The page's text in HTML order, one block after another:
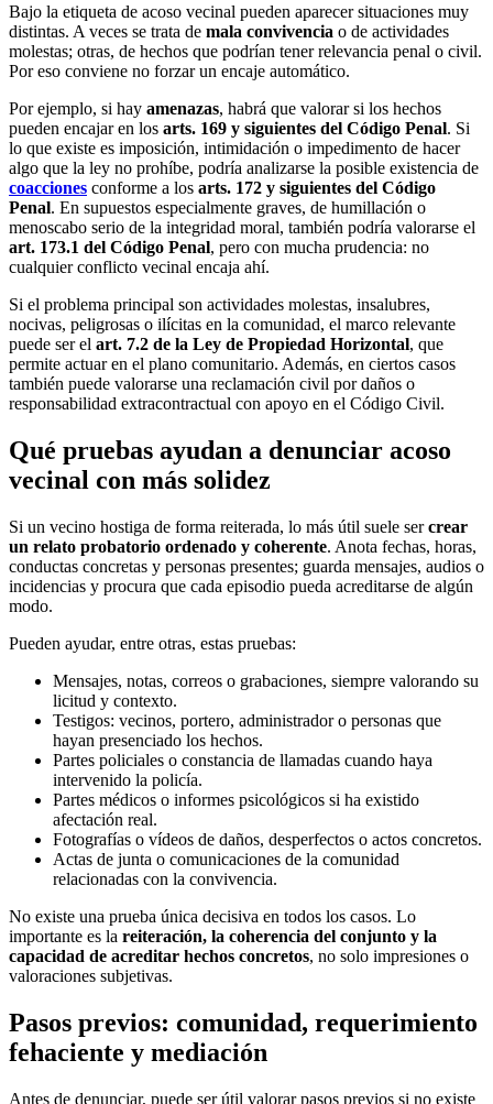
Bajo la etiqueta de acoso vecinal pueden aparecer situaciones muy
distintas. A veces se trata de mala convivencia o de actividades
molestas; otras, de hechos que podrían tener relevancia penal o civil.
Por eso conviene no forzar un encaje automático.
Por ejemplo, si hay amenazas, habrá que valorar si los hechos
pueden encajar en los arts. 169 y siguientes del Código Penal. Si
lo que existe es imposición, intimidación o impedimento de hacer
algo que la ley no prohíbe, podría analizarse la posible existencia de
coacciones conforme a los arts. 172 y siguientes del Código
Penal. En supuestos especialmente graves, de humillación o
menoscabo serio de la integridad moral, también podría valorarse el
art. 173.1 del Código Penal, pero con mucha prudencia: no
cualquier conflicto vecinal encaja ahí.
Si el problema principal son actividades molestas, insalubres,
nocivas, peligrosas o ilícitas en la comunidad, el marco relevante
puede ser el art. 7.2 de la Ley de Propiedad Horizontal, que
permite actuar en el plano comunitario. Además, en ciertos casos
también puede valorarse una reclamación civil por daños o
responsabilidad extracontractual con apoyo en el Código Civil.
Qué pruebas ayudan a denunciar acoso
vecinal con más solidez
Si un vecino hostiga de forma reiterada, lo más útil suele sercrear
un relato probatorio ordenado y coherente. Anota fechas, horas,
conductas concretas y personas presentes; guarda mensajes, audios o
incidencias y procura que cada episodio pueda acreditarse de algún
modo.
Pueden ayudar, entre otras, estas pruebas:
Mensajes, notas, correos o grabaciones, siempre valorando su
licitud y contexto.
Testigos: vecinos, portero, administrador o personas que
hayan presenciado los hechos.
Partes policiales o constancia de llamadas cuando haya
intervenido la policía.
Partes médicos o informes psicológicos si ha existido
afectación real.
Fotografías o vídeos de daños, desperfectos o actos concretos.
Actas de junta o comunicaciones de la comunidad
relacionadas con la convivencia.
No existe una prueba única decisiva en todos los casos. Lo
importante es la reiteración, la coherencia del conjunto y la
capacidad de acreditar hechos concretos, no solo impresiones o
valoraciones subjetivas.
Pasos previos: comunidad, requerimiento
fehaciente y mediación
Antes de denunciar, puede ser útil valorar pasos previos si no existe